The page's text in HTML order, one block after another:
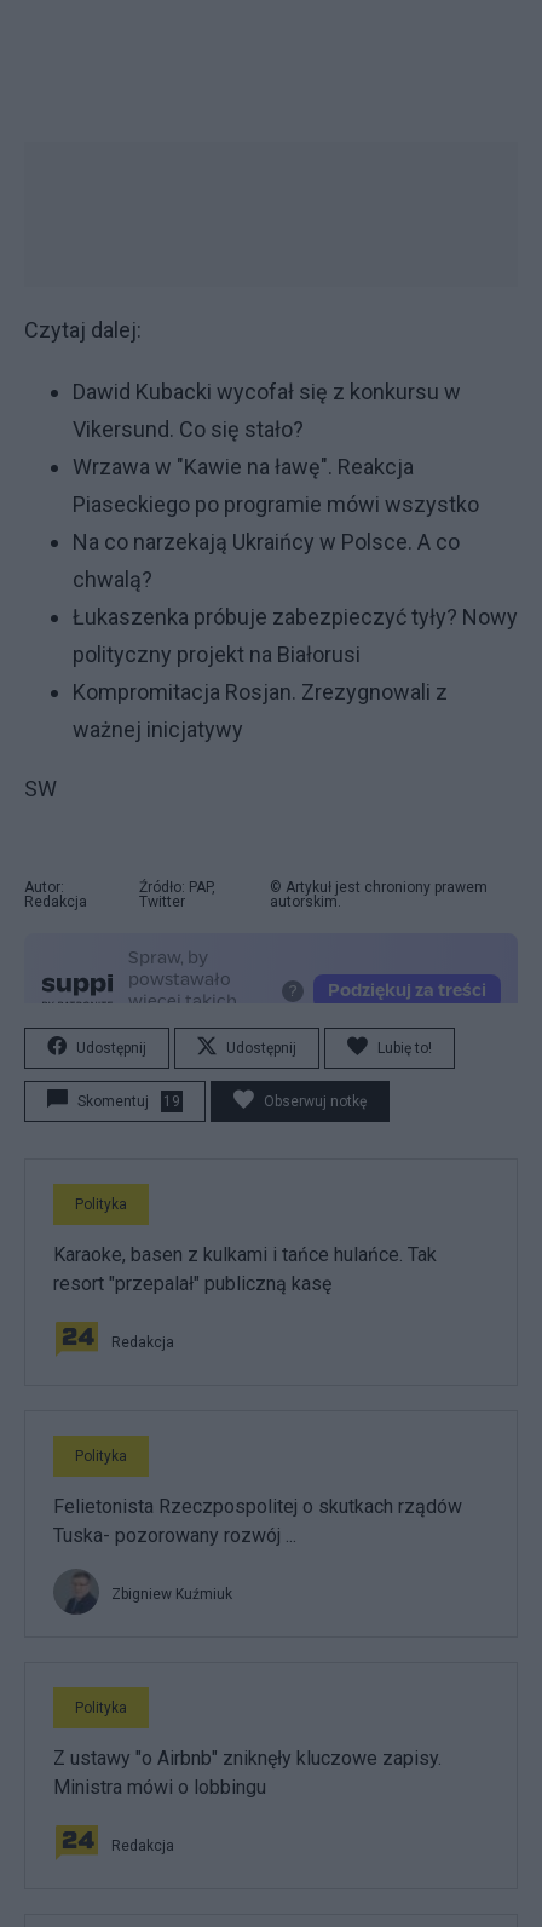
Czytaj dalej:
Dawid Kubacki wycofał się z konkursu w
Vikersund. Co się stało?
Wrzawa w "Kawie na ławę". Reakcja
Piaseckiego po programie mówi wszystko
Na co narzekają Ukraińcy w Polsce. A co
chwalą?
Łukaszenka próbuje zabezpieczyć tyły? Nowy
polityczny projekt na Białorusi
Kompromitacja Rosjan. Zrezygnowali z
ważnej inicjatywy
SW
Autor:
Redakcja
Źródło: PAP,
Twitter
© Artykuł jest chroniony prawem
autorskim.
Udostępnij Udostępnij Lubię to!
Skomentuj 19 Obserwuj notkę
Polityka
Karaoke, basen z kulkami i tańce hulańce. Tak
resort "przepalał" publiczną kasę
Redakcja
Polityka
Felietonista Rzeczpospolitej o skutkach rządów
Tuska- pozorowany rozwój ...
Zbigniew Kuźmiuk
Polityka
Z ustawy "o Airbnb" zniknęły kluczowe zapisy.
Ministra mówi o lobbingu
Redakcja